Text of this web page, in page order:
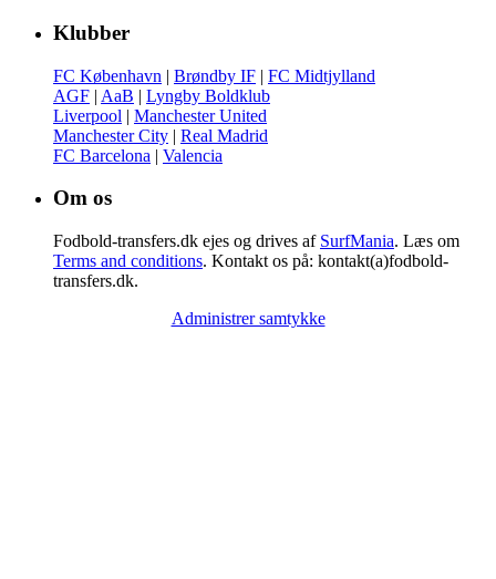
Klubber
FC København | Brøndby IF | FC Midtjylland
AGF | AaB | Lyngby Boldklub
Liverpool | Manchester United
Manchester City | Real Madrid
FC Barcelona | Valencia
Om os
Fodbold-transfers.dk ejes og drives af SurfMania. Læs om
Terms and conditions. Kontakt os på: kontakt(a)fodbold-
transfers.dk.
Administrer samtykke